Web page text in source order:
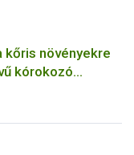
kőris növényekre